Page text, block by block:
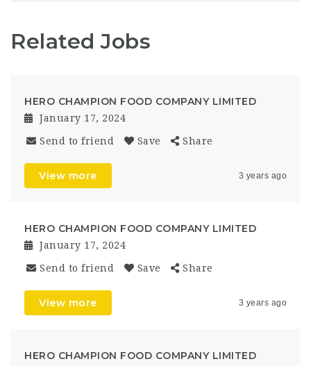
Related Jobs
HERO CHAMPION FOOD COMPANY LIMITED
January 17, 2024
Send to friend Save Share
View more 3 years ago
HERO CHAMPION FOOD COMPANY LIMITED
January 17, 2024
Send to friend Save Share
View more 3 years ago
HERO CHAMPION FOOD COMPANY LIMITED